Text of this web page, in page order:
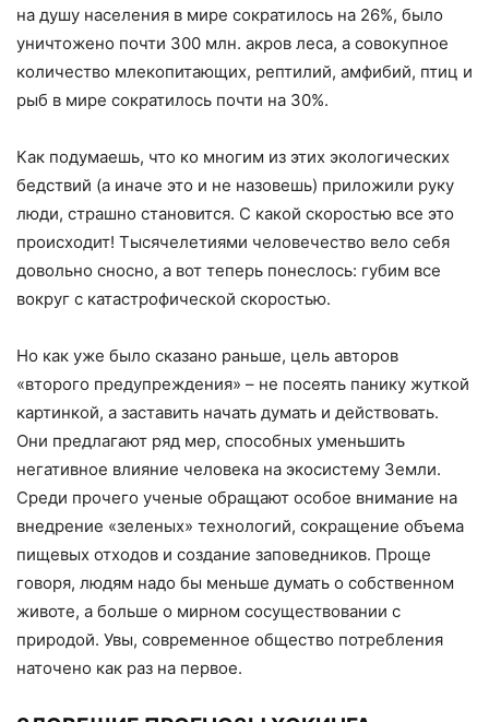
на душу населения в мире сократилось на 26%, было
уничтожено почти 300 млн. акров леса, а совокупное
количество млекопитающих, рептилий, амфибий, птиц и
рыб в мире сократилось почти на 30%.
Как подумаешь, что ко многим из этих экологических
бедствий (а иначе это и не назовешь) приложили руку
люди, страшно становится. С какой скоростью все это
происходит! Тысячелетиями человечество вело себя
довольно сносно, а вот теперь понеслось: губим все
вокруг с катастрофической скоростью.
Но как уже было сказано раньше, цель авторов
«второго предупреждения» – не посеять панику жуткой
картинкой, а заставить начать думать и действовать.
Они предлагают ряд мер, способных уменьшить
негативное влияние человека на экосистему Земли.
Среди прочего ученые обращают особое внимание на
внедрение «зеленых» технологий, сокращение объема
пищевых отходов и создание заповедников. Проще
говоря, людям надо бы меньше думать о собственном
животе, а больше о мирном сосуществовании с
природой. Увы, современное общество потребления
наточено как раз на первое.